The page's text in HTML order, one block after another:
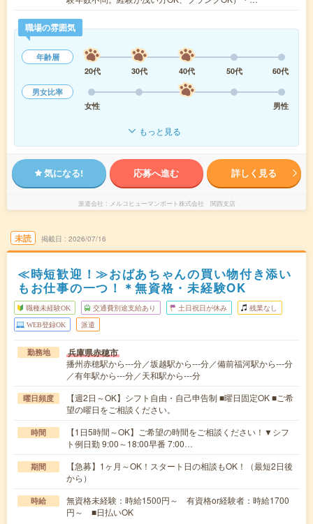
職場の雰囲気
年齢層
20代
30代 40代 50代
60代
男女比率
女性
男性
もっと見る
気になる! 応募へ進む 詳しく見る
派遣会社 メルコヒューマンポート株式会社 関西支店
未読 掲載日 2026/07/16
≪時短歓迎！≫おばあちゃんの買い物付き添い
もお仕事の一つ！＊無資格・未経験OK
職種未経験OK 交通費別途支給あり 土日祝日が休み 残業なし
WEB登録OK 派遣
勤務地 兵庫県赤穂市
播州赤穂駅から---分／坂越駅から---分／備前福河駅から---分
／有年駅から---分／天和駅から---分
曜日頻度
【週2日～OK】シフト自由・自己申告制 ■曜日固定OK ■ご希
望の曜日をご相談ください。
時間
【1日5時間～OK】ご希望の時間をご相談ください！▼シフ
ト例日勤 9:00～18:00早番 7:00…
期間
【急募】1ヶ月～OK！スタート日の相談もOK！（最短2日後
から）
時給
無資格未経験：時給1500円～ 有資格or経験者：時給1700
円～ ■日払いOK